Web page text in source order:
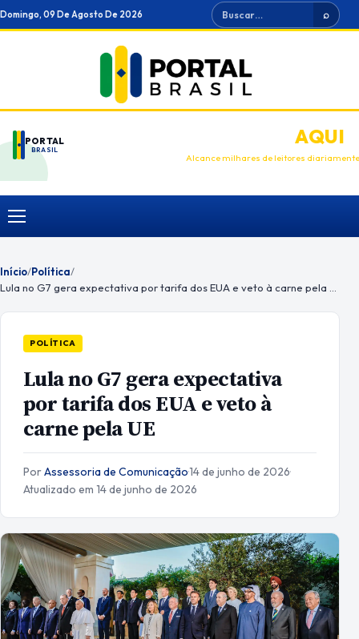
Ir
para
Domingo, 09 De Agosto De 2026 Buscar ⌕
PORTAL
BRASIL
ANUNCIEAQUI
Alcance milhares de leitores diariamente
Menu
Início/Política/
POLÍTICA
Lula no G7 gera expectativa
por tarifa dos EUA e veto à
carne pela UE
PorAssessoria de Comunicação·14 de junho de 2026·
Atualizado em 14 de junho de 2026